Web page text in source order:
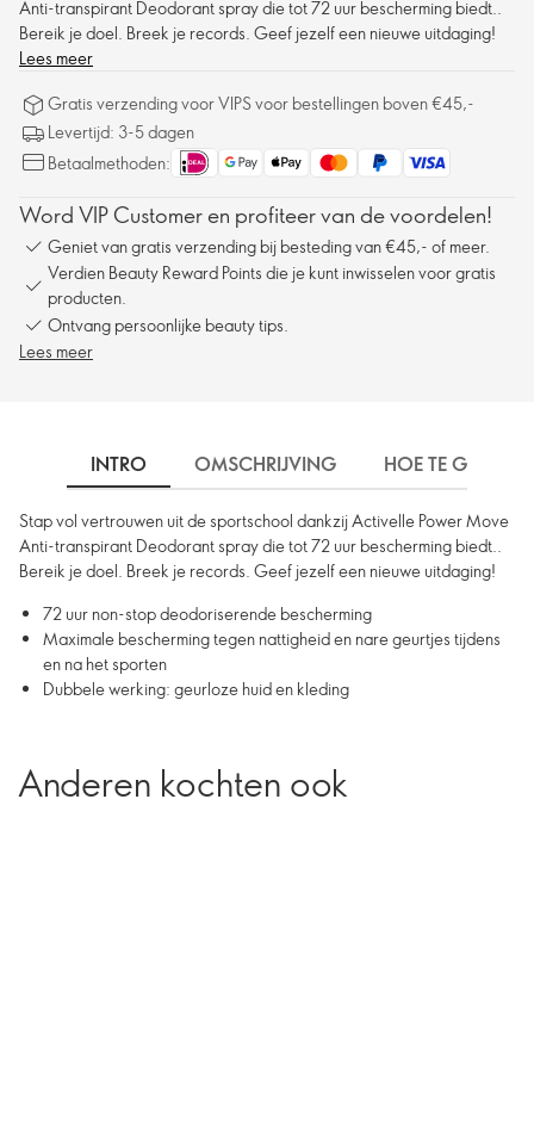
Anti-transpirant Deodorant spray die tot 72 uur bescherming biedt..
Bereik je doel. Breek je records. Geef jezelf een nieuwe uitdaging!
Lees meer
Gratis verzending voor VIPS voor bestellingen boven €45,-
Levertijd: 3-5 dagen
Betaalmethoden:
Word VIP Customer en profiteer van de voordelen!
Geniet van gratis verzending bij besteding van €45,- of meer.
Verdien Beauty Reward Points die je kunt inwisselen voor gratis
producten.
Ontvang persoonlijke beauty tips.
Lees meer
INTRO OMSCHRIJVING HOE TE
Stap vol vertrouwen uit de sportschool dankzij Activelle Power Move
Anti-transpirant Deodorant spray die tot 72 uur bescherming biedt..
Bereik je doel. Breek je records. Geef jezelf een nieuwe uitdaging!
72 uur non-stop deodoriserende bescherming
Maximale bescherming tegen nattigheid en nare geurtjes tijdens
en na het sporten
Dubbele werking: geurloze huid en kleding
Anderen kochten ook